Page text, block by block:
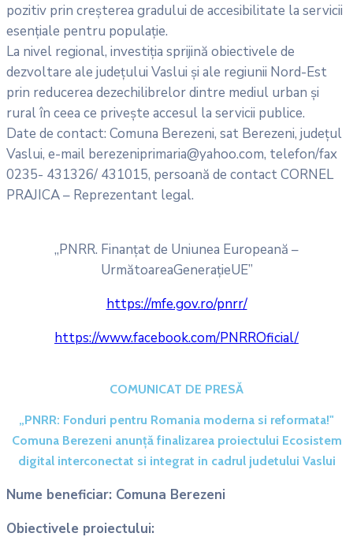
pozitiv prin creșterea gradului de accesibilitate la servicii
esențiale pentru populație.
La nivel regional, investiția sprijină obiectivele de
dezvoltare ale județului Vaslui și ale regiunii Nord-Est
prin reducerea dezechilibrelor dintre mediul urban și
rural în ceea ce privește accesul la servicii publice.
Date de contact: Comuna Berezeni, sat Berezeni, județul
Vaslui, e-mail berezeniprimaria@yahoo.com, telefon/fax
0235- 431326/ 431015, persoană de contact CORNEL
PRAJICA – Reprezentant legal.
„PNRR. Finanțat de Uniunea Europeană –
UrmătoareaGenerațieUE”
https://mfe.gov.ro/pnrr/
https://www.facebook.com/PNRROficial/
COMUNICAT DE PRESĂ
„PNRR: Fonduri pentru Romania moderna si reformata!"
Comuna Berezeni anunţă finalizarea proiectului Ecosistem
digital interconectat si integrat in cadrul judetului Vaslui
Nume beneficiar: Comuna Berezeni
Obiectivele proiectului: